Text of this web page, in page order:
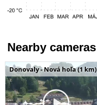
Nearby cameras
Donovaly - Nová hoľa (1 km)